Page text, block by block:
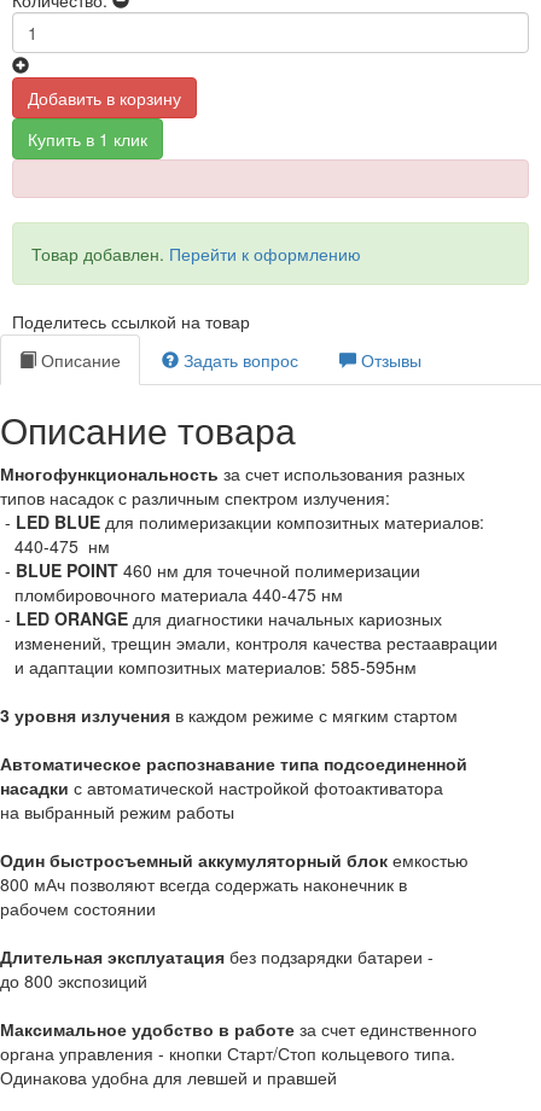
Добавить в корзину
Купить в 1 клик
Товар добавлен. Перейти к оформлению
Поделитесь ссылкой на товар
Описание
Задать вопрос Отзывы
Описание товара
Многофункциональность за счет использования разных
типов насадок с различным спектром излучения:
- LED BLUE для полимеризакции композитных материалов:
440-475 нм
- BLUE POINT 460 нм для точечной полимеризации
пломбировочного материала 440-475 нм
- LED ORANGE для диагностики начальных кариозных
изменений, трещин эмали, контроля качества рестааврации
и адаптации композитных материалов: 585-595нм
3 уровня излучения в каждом режиме с мягким стартом
Автоматическое распознавание типа подсоединенной
насадки с автоматической настройкой фотоактиватора
на выбранный режим работы
Один быстросъемный аккумуляторный блок емкостью
800 мАч позволяют всегда содержать наконечник в
рабочем состоянии
Длительная эксплуатация без подзарядки батареи -
до 800 экспозиций
Максимальное удобство в работе за счет единственного
органа управления - кнопки Старт/Стоп кольцевого типа.
Одинакова удобна для левшей и правшей